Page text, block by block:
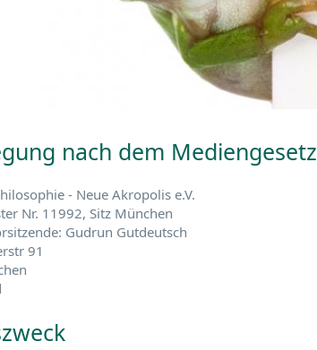
nach dem Mediengesetz
- Neue Akropolis e.V.
Nr. 11992, Sitz München
Gudrun Gutdeutsch
91